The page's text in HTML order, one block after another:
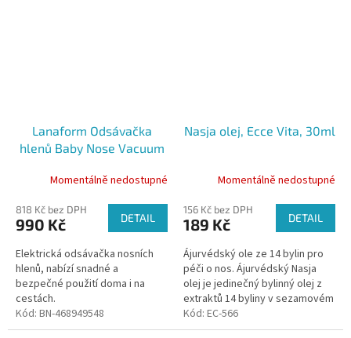
Lanaform Odsávačka
hlenů Baby Nose Vacuum
Momentálně nedostupné
818 Kč bez DPH
990 Kč DETAIL
Elektrická odsávačka nosních
hlenů, nabízí snadné a
bezpečné použití doma i na
cestách.
Kód: BN-468949548
Nasja olej, Ecce Vita, 30ml
Momentálně nedostupné
156 Kč bez DPH
189 Kč DETAIL
Ájurvédský ole ze 14 bylin pro
péči o nos. Ájurvédský Nasja
olej je jedinečný bylinný olej z
extraktů 14 byliny v sezamovém
oleji určený pro péči o nos,
zejména nosních...
Kód: EC-566